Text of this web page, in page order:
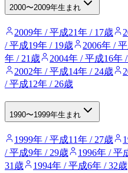
2000〜2009年生まれ
2009年 / 平成21年 / 17歳
/ 平成19年 / 19歳
2006年 /
年 / 21歳
2004年 / 平成16年
2002年 / 平成14年 / 24歳
/ 平成12年 / 26歳
1990〜1999年生まれ
1999年 / 平成11年 / 27歳
/ 平成9年 / 29歳
1996年 / 平
31歳
1994年 / 平成6年 / 32歳